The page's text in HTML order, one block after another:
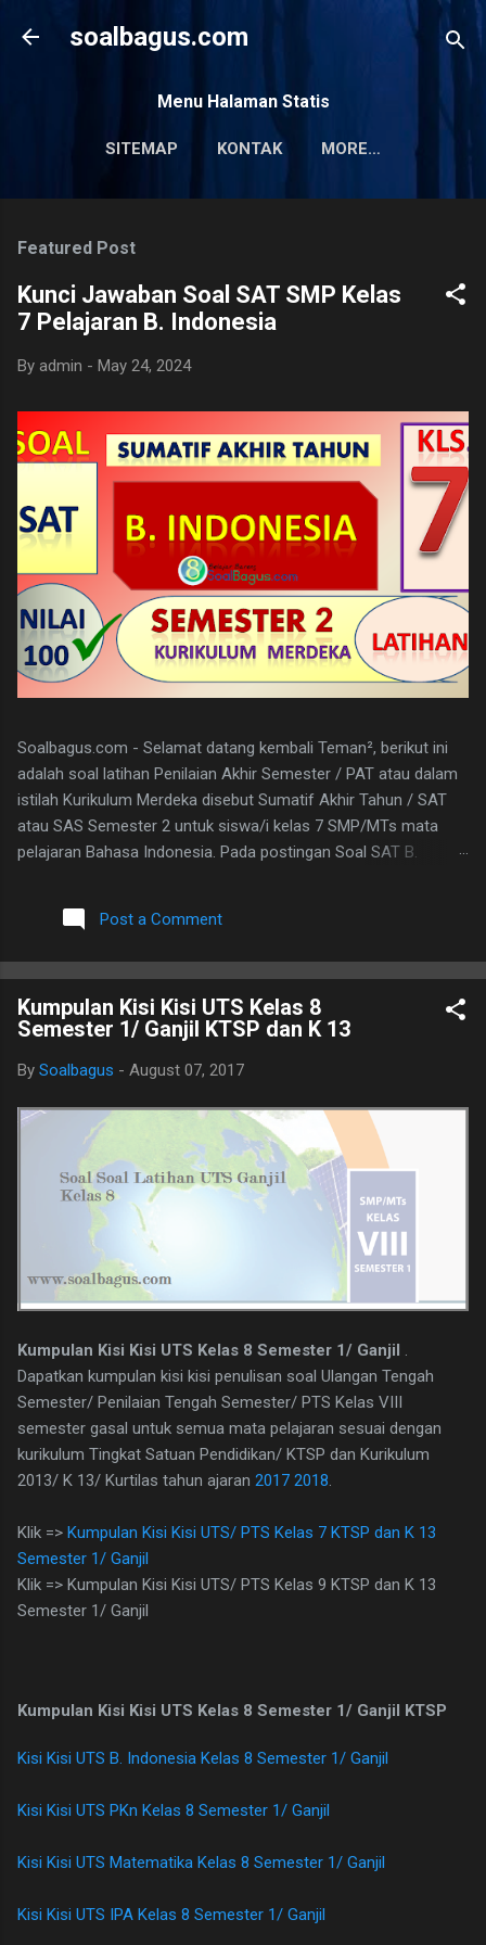
Skip to main content
soalbagus.com
Menu Halaman Statis
SITEMAP KONTAK MORE…
PRIVACY POLICY
Featured Post
Kunci Jawaban Soal SAT SMP Kelas
7 Pelajaran B. Indonesia
By admin - May 24, 2024
Soalbagus.com - Selamat datang kembali Teman², berikut ini
adalah soal latihan Penilaian Akhir Semester / PAT atau dalam
istilah Kurikulum Merdeka disebut Sumatif Akhir Tahun / SAT
atau SAS Semester 2 untuk siswa/i kelas 7 SMP/MTs mata
pelajaran Bahasa Indonesia. Pada postingan Soal SAT B.
Semoga soalnya bisa sama atau paling tidak menyerupai atau
sebagai patokan dalam mengerjakan soal-soal mengingat
B. Ind Kelas 7 ini terdiri dari 25 butir soal, 20 pilihan ganda dan 5
essay. Berikut adalah kunci jawaban yg dimaksud, adapun
naskah soalnya silahkan di download saja pada tautan dibawah
ini. I. PILIHAN GANDA 1. D 2. A 3. C 4. B 5. B 6. B 7. C 8. A 9. D
II.URAIAN 1. Judul Berita, Teras Berita, dan Isi Berita 2. Judul
buku, nama pembuat buku dan logo penerbit 3. a.
mengungkapkan perasaan, b. menyampaikan i...
Post a Comment
Kumpulan Kisi Kisi UTS Kelas 8
Semester 1/ Ganjil KTSP dan K 13
By Soalbagus - August 07, 2017
Kumpulan Kisi Kisi UTS Kelas 8 Semester 1/ Ganjil .
Dapatkan kumpulan kisi kisi penulisan soal Ulangan Tengah
Semester/ Penilaian Tengah Semester/ PTS Kelas VIII
semester gasal untuk semua mata pelajaran sesuai dengan
kurikulum Tingkat Satuan Pendidikan/ KTSP dan Kurikulum
2013/ K 13/ Kurtilas tahun ajaran 2017 2018.
Klik => Kumpulan Kisi Kisi UTS/ PTS Kelas 7 KTSP dan K 13
Semester 1/ Ganjil
Klik => Kumpulan Kisi Kisi UTS/ PTS Kelas 9 KTSP dan K 13
Semester 1/ Ganjil
Kumpulan Kisi Kisi UTS Kelas 8 Semester 1/ Ganjil KTSP
Kisi Kisi UTS B. Indonesia Kelas 8 Semester 1/ Ganjil
Kisi Kisi UTS PKn Kelas 8 Semester 1/ Ganjil
Kisi Kisi UTS Matematika Kelas 8 Semester 1/ Ganjil
Kisi Kisi UTS IPA Kelas 8 Semester 1/ Ganjil